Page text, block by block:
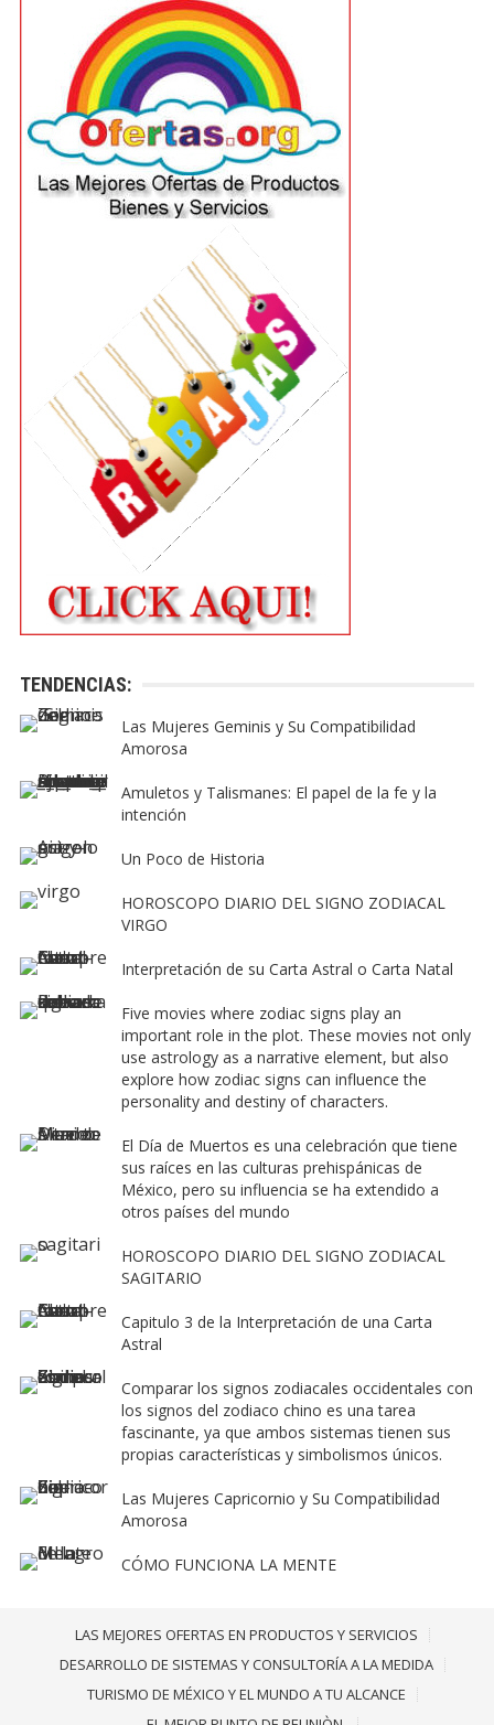
TENDENCIAS:
Las Mujeres Geminis y Su Compatibilidad
Amorosa
Amuletos y Talismanes: El papel de la fe y la
intención
Un Poco de Historia
HOROSCOPO DIARIO DEL SIGNO ZODIACAL
VIRGO
Interpretación de su Carta Astral o Carta Natal
Five movies where zodiac signs play an
important role in the plot. These movies not only
use astrology as a narrative element, but also
explore how zodiac signs can influence the
personality and destiny of characters.
El Día de Muertos es una celebración que tiene
sus raíces en las culturas prehispánicas de
México, pero su influencia se ha extendido a
otros países del mundo
HOROSCOPO DIARIO DEL SIGNO ZODIACAL
SAGITARIO
Capitulo 3 de la Interpretación de una Carta
Astral
Comparar los signos zodiacales occidentales con
los signos del zodiaco chino es una tarea
fascinante, ya que ambos sistemas tienen sus
propias características y simbolismos únicos.
Las Mujeres Capricornio y Su Compatibilidad
Amorosa
CÓMO FUNCIONA LA MENTE
LAS MEJORES OFERTAS EN PRODUCTOS Y SERVICIOS
DESARROLLO DE SISTEMAS Y CONSULTORÍA A LA MEDIDA
TURISMO DE MÉXICO Y EL MUNDO A TU ALCANCE